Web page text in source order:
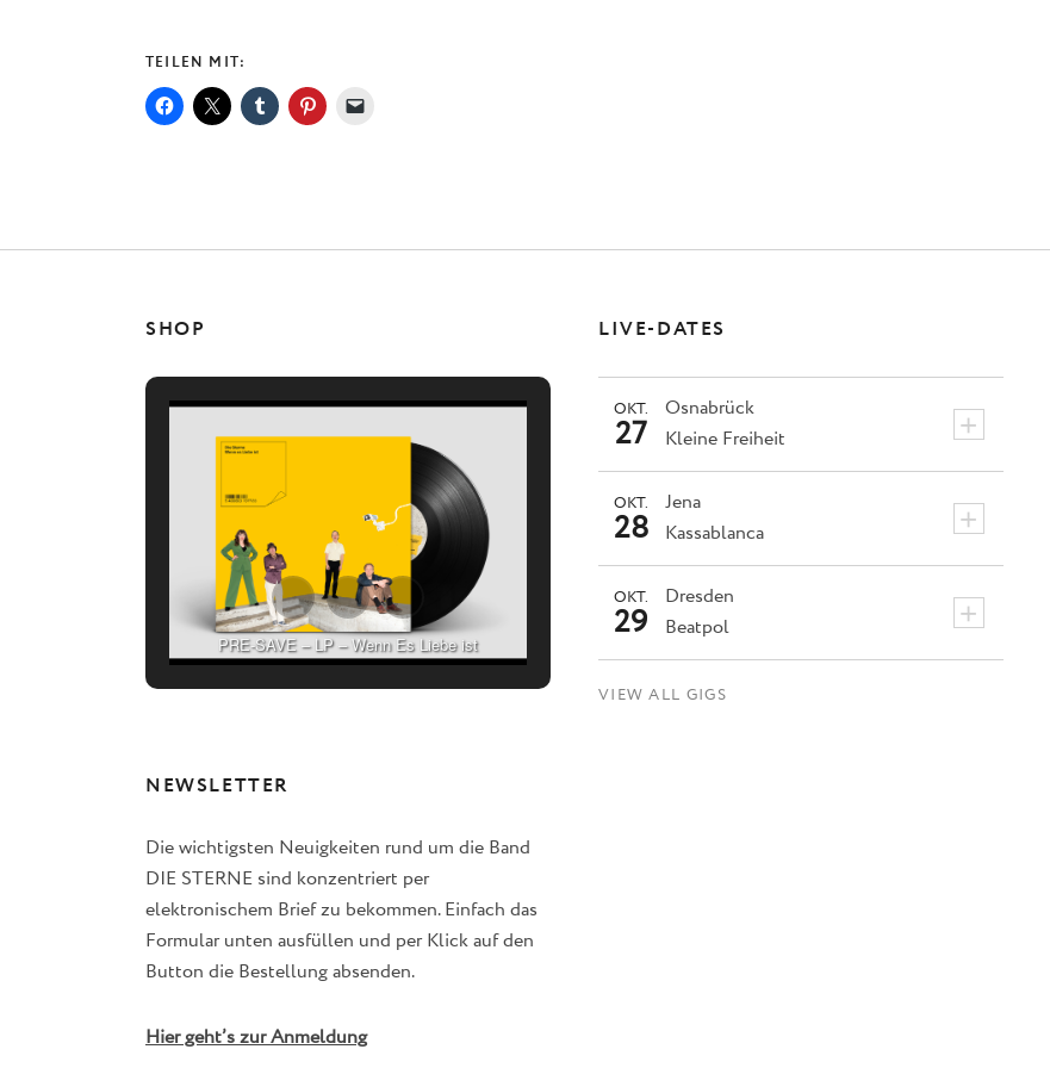
TEILEN MIT:
SHOP
PRE-SAVE – LP – Wenn Es Liebe ist
LIVE-DATES
Osnabrück +
OKT.
27 Kleine Freiheit
Jena +
OKT.
28 Kassablanca
Dresden +
OKT.
29 Beatpol
VIEW ALL GIGS
NEWSLETTER
Die wichtigsten Neuigkeiten rund um die Band
DIE STERNE sind konzentriert per
elektronischem Brief zu bekommen. Einfach das
Formular unten ausfüllen und per Klick auf den
Button die Bestellung absenden.
Hier geht’s zur Anmeldung